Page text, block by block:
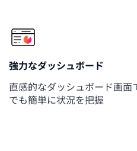
強力なダッシュボード
直感的なダッシュボード画
でも簡単に状況を把握